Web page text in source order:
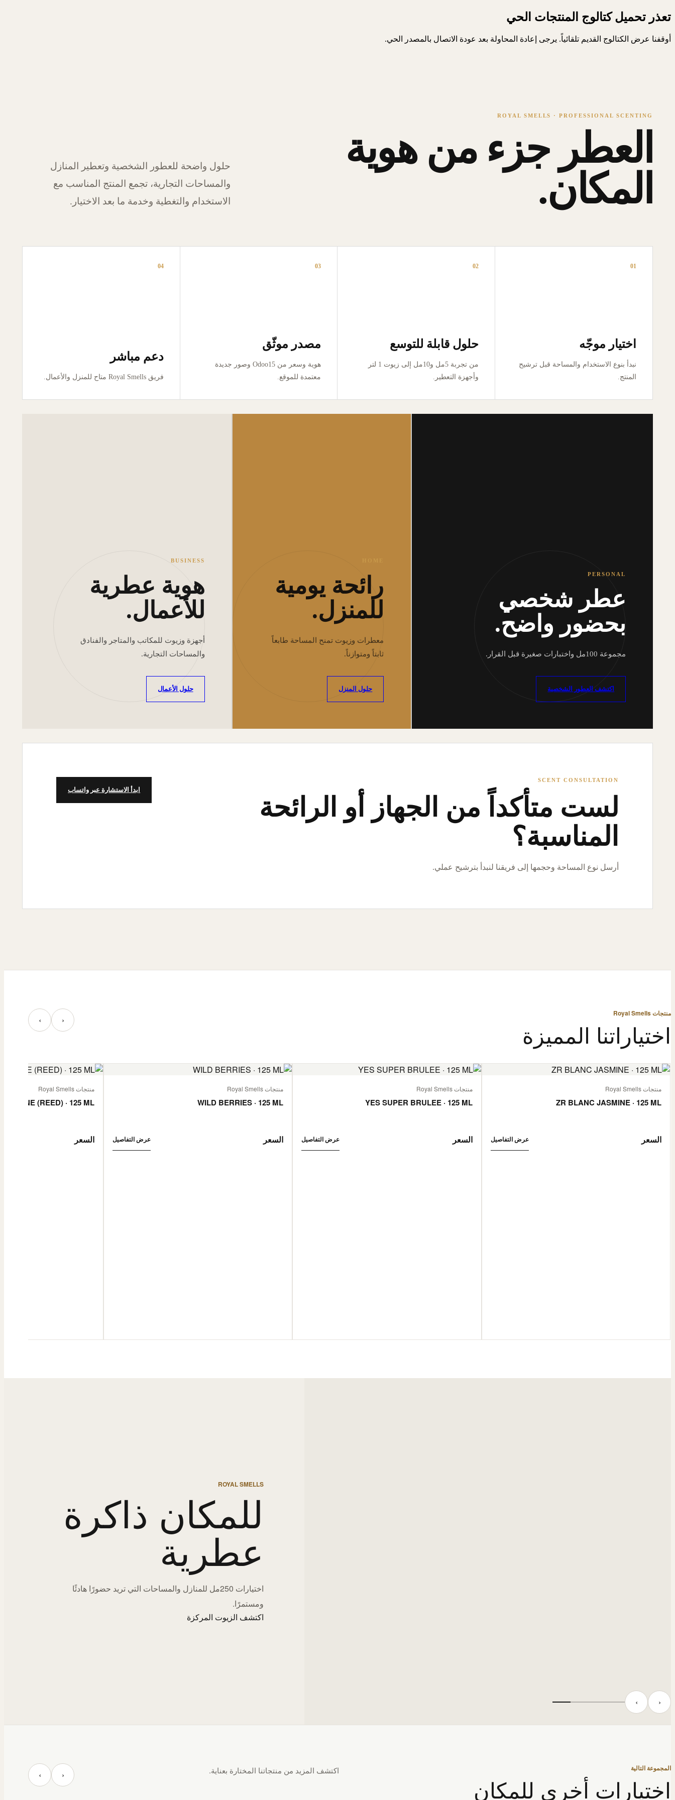
تعذر تحميل كتالوج المنتجات الحي
أوقفنا عرض الكتالوج القديم تلقائياً. يرجى إعادة المحاولة بعد عودة الاتصال بالمصدر الحي.
ROYAL SMELLS · PROFESSIONAL SCENTING
العطر جزء من هوية
المكان.
حلول واضحة للعطور الشخصية وتعطير المنازل
والمساحات التجارية، تجمع المنتج المناسب مع
الاستخدام والتغطية وخدمة ما بعد الاختيار.
01
اختيار موجّه
نبدأ بنوع الاستخدام والمساحة قبل ترشيح
المنتج.
02
حلول قابلة للتوسع
من تجربة 5مل و10مل إلى زيوت 1 لتر
وأجهزة التعطير.
03
مصدر موثّق
هوية وسعر من Odoo15 وصور جديدة
معتمدة للموقع.
04
دعم مباشر
فريق Royal Smells متاح للمنزل والأعمال.
PERSONAL
عطر شخصي
بحضور واضح.
مجموعة 100مل واختبارات صغيرة قبل القرار.
اكتشف العطور الشخصية
رائحة يومية
للمنزل.
معطرات وزيوت تمنح المساحة طابعاً
ثابتاً ومتوازناً.
حلول المنزل
BUSINESS
هوية عطرية
للأعمال.
أجهزة وزيوت للمكاتب والمتاجر والفنادق
والمساحات التجارية.
حلول الأعمال
SCENT CONSULTATION
لست متأكداً من الجهاز أو الرائحة
المناسبة؟
أرسل نوع المساحة وحجمها إلى فريقنا لنبدأ بترشيح عملي.
ابدأ الاستشارة عبر واتساب
منتجات Royal Smells
اختياراتنا المميزة ‹ ›
منتجات Royal Smells
ZR BLANC JASMINE · 125 ML
السعر عرض التفاصيل
منتجات Royal Smells
YES SUPER BRULEE · 125 ML
السعر عرض التفاصيل
منتجات Royal Smells
WILD BERRIES · 125 ML
السعر عرض التفاصيل
منتجات Royal Smells
(REED) · 125 ML
السعر
ROYAL SMELLS
للمكان ذاكرة
عطرية
اختيارات 250مل للمنازل والمساحات التي تريد حضورًا هادئًا
ومستمرًا.
اكتشف الزيوت المركزة
‹ ›
المجموعة التالية
اختيارات أخرى للمكان
اكتشف المزيد من منتجاتنا المختارة بعناية. ‹ ›